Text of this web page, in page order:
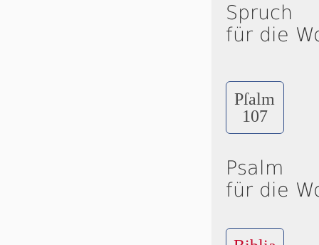
Spruch
für die
Pſalm
107
Psalm
für die